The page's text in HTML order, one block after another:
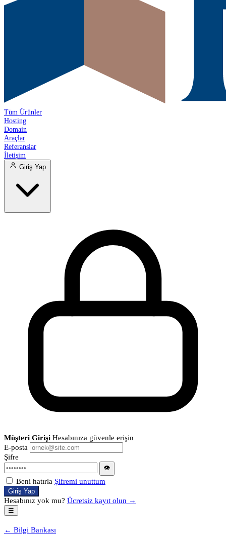
Tüm Ürünler
Hosting
Domain
Araçlar
Referanslar
İletişim
Giriş Yap
Müşteri Girişi Hesabınıza güvenle erişin
E-posta
Şifre
👁
Beni hatırla Şifremi unuttum
Giriş Yap
Hesabınız yok mu? Ücretsiz kayıt olun →
☰
← Bilgi Bankası